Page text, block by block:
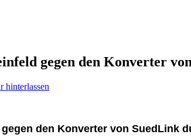
gegen den Kon­ver­ter
hinterlassen
den Kon­ver­ter von Sued­Link